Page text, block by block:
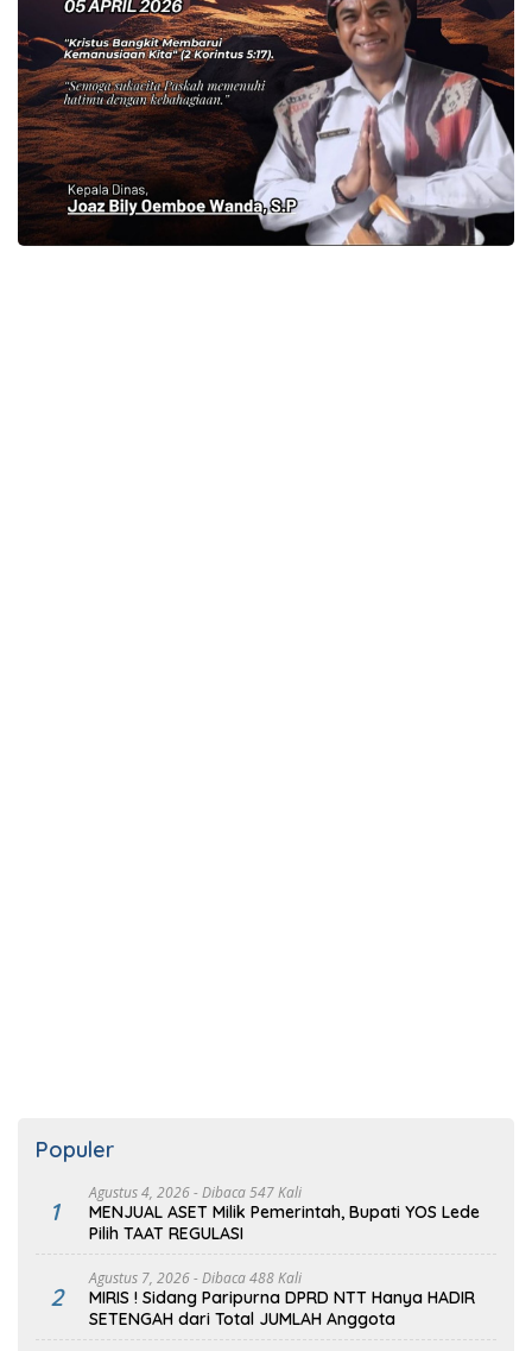
Populer
1
Agustus 4, 2026- Dibaca 547 Kali
MENJUAL ASET Milik Pemerintah, Bupati YOS Lede
Pilih TAAT REGULASI
2
Agustus 7, 2026- Dibaca 488 Kali
MIRIS ! Sidang Paripurna DPRD NTT Hanya HADIR
SETENGAH dari Total JUMLAH Anggota